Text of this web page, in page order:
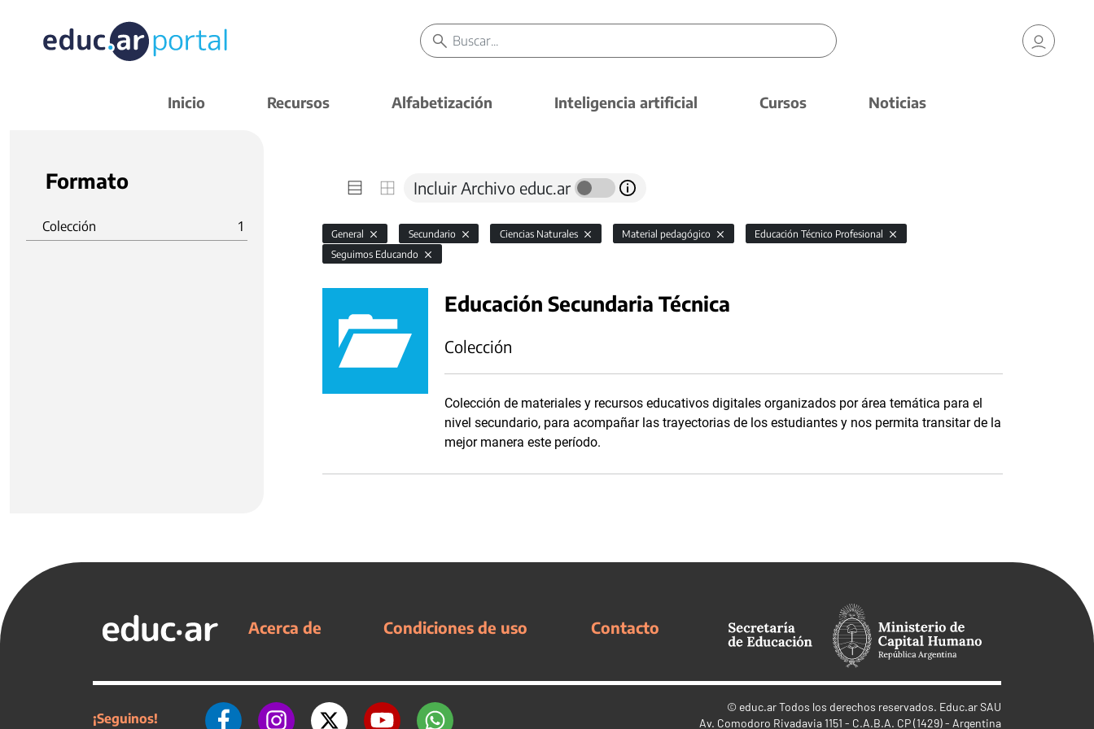
Inicio Recursos Alfabetización Inteligencia artificial Cursos Noticias
Formato
Colección 1
Incluir Archivo educ.ar
General Secundario Ciencias Naturales Material pedagógico
Educación Técnico Profesional
Seguimos Educando
Educación Secundaria Técnica
Colección
Colección de materiales y recursos educativos digitales organizados por área temática para el
nivel secundario, para acompañar las trayectorias de los estudiantes y nos permita transitar de la
mejor manera este período.
Acerca de Condiciones de uso Contacto
¡Seguinos!
© educ.arTodos los derechos reservados. Educ.ar SAU
Av. Comodoro Rivadavia 1151 - C.A.B.A. CP (1429) - Argentina